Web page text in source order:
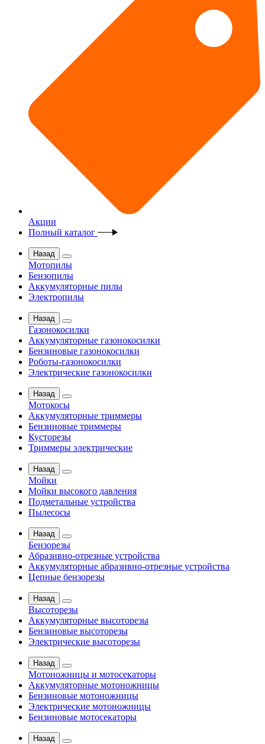
Акции
Полный каталог
Назад
Мотопилы
Бензопилы
Аккумуляторные пилы
Электропилы
Назад
Газонокосилки
Аккумуляторные газонокосилки
Бензиновые газонокосилки
Роботы-газонокосилки
Электрические газонокосилки
Назад
Мотокосы
Аккумуляторные триммеры
Бензиновые триммеры
Кусторезы
Триммеры электрические
Назад
Мойки
Мойки высокого давления
Подметальные устройства
Пылесосы
Назад
Бензорезы
Абразивно-отрезные устройства
Аккумуляторные абразивно-отрезные устройства
Цепные бензорезы
Назад
Высоторезы
Аккумуляторные высоторезы
Бензиновые высоторезы
Электрические высоторезы
Назад
Мотоножницы и мотосекаторы
Аккумуляторные мотоножницы
Бензиновые мотоножницы
Электрические мотоножницы
Бензиновые мотосекаторы
Назад